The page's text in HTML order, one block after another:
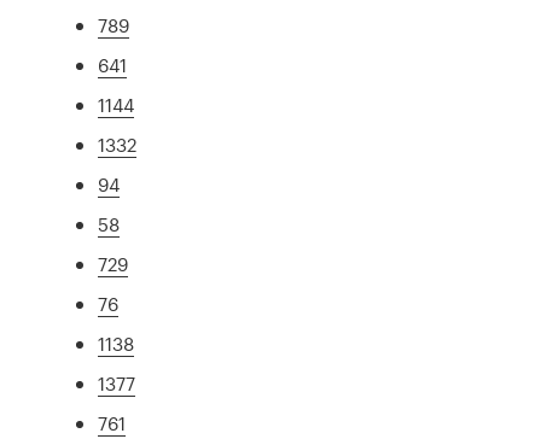
789
641
1144
1332
94
58
729
76
1138
1377
761